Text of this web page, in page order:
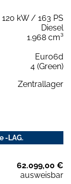
120 kW / 163 PS
Diesel
1.968 cm³
Euro6d
4 (Green)
Zentrallager
-LAG.
62.099,00 €
ausweisbar